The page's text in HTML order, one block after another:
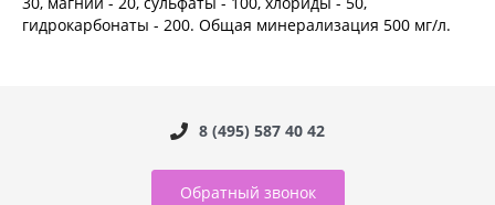
гидрокарбонаты - 200. Общая минерализация 500 мг/л.
8 (495) 587 40 42
Обратный звонок